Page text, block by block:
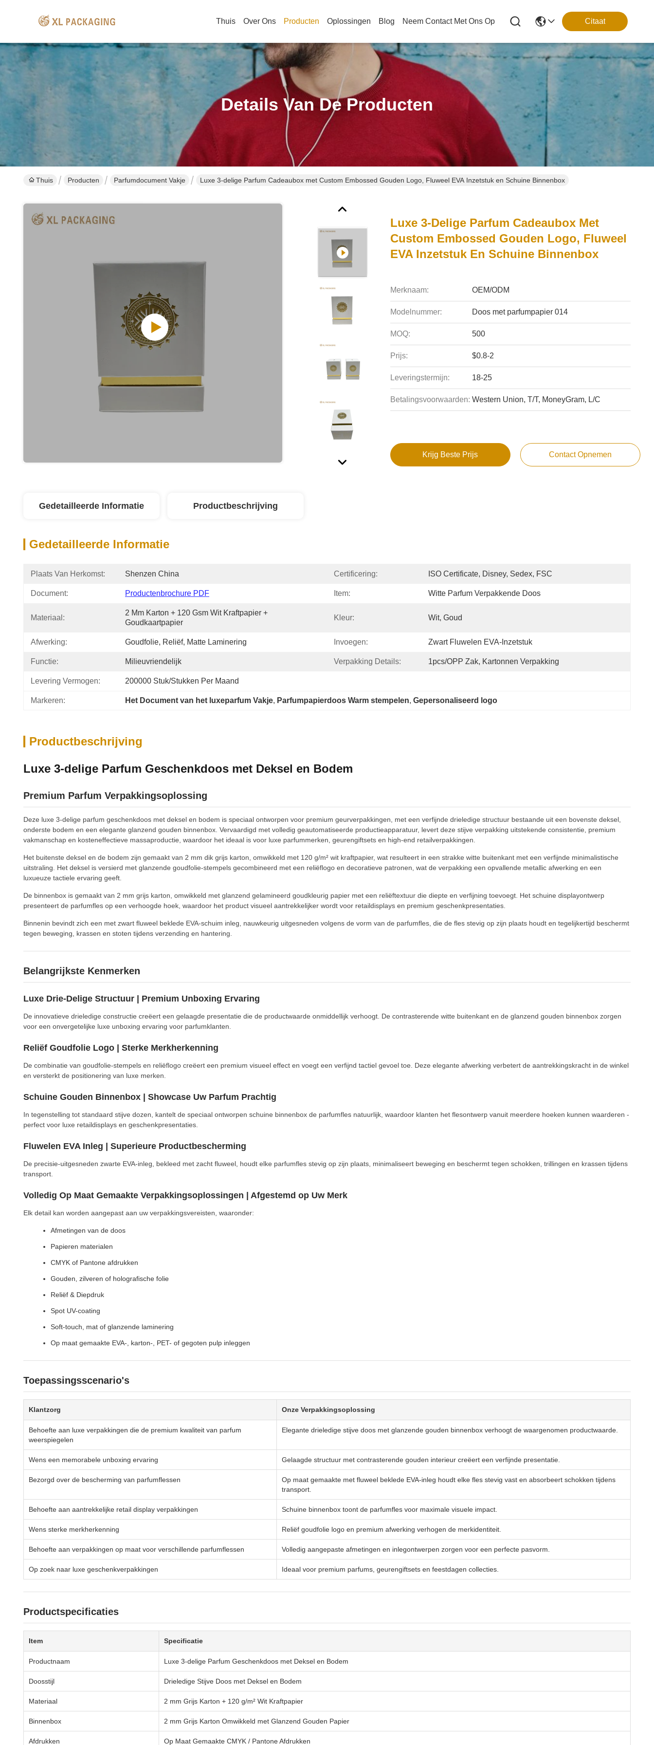
Thuis Over Ons Producten Oplossingen Blog Neem Contact Met Ons Op Citaat
Details Van De Producten
Thuis Producten Parfumdocument Vakje Luxe 3-delige Parfum Cadeaubox met Custom Embossed Gouden Logo, Fluweel EVA Inzetstuk en Schuine Binnenbox
Luxe 3-Delige Parfum Cadeaubox Met
Custom Embossed Gouden Logo, Fluweel
EVA Inzetstuk En Schuine Binnenbox
Merknaam: OEM/ODM
Modelnummer: Doos met parfumpapier 014
MOQ: 500
Prijs: $0.8-2
Leveringstermijn: 18-25
Betalingsvoorwaarden: Western Union, T/T, MoneyGram, L/C
Krijg Beste Prijs Contact Opnemen
Gedetailleerde Informatie Productbeschrijving
Gedetailleerde Informatie
Plaats Van Herkomst: Shenzen China Certificering: ISO Certificate, Disney, Sedex, FSC
Document: Productenbrochure PDF Item: Witte Parfum Verpakkende Doos
Materiaal:
2 Mm Karton + 120 Gsm Wit Kraftpapier +
Goudkaartpapier
Kleur: Wit, Goud
Afwerking: Goudfolie, Reliëf, Matte Laminering Invoegen: Zwart Fluwelen EVA-Inzetstuk
Functie: Milieuvriendelijk Verpakking Details: 1pcs/OPP Zak, Kartonnen Verpakking
Levering Vermogen: 200000 Stuk/Stukken Per Maand
Markeren: Het Document van het luxeparfum Vakje, Parfumpapierdoos Warm stempelen, Gepersonaliseerd logo
Productbeschrijving
Luxe 3-delige Parfum Geschenkdoos met Deksel en Bodem
Premium Parfum Verpakkingsoplossing
Deze luxe 3-delige parfum geschenkdoos met deksel en bodem is speciaal ontworpen voor premium geurverpakkingen, met een verfijnde drieledige structuur bestaande uit een bovenste deksel,
onderste bodem en een elegante glanzend gouden binnenbox. Vervaardigd met volledig geautomatiseerde productieapparatuur, levert deze stijve verpakking uitstekende consistentie, premium
vakmanschap en kosteneffectieve massaproductie, waardoor het ideaal is voor luxe parfummerken, geurengiftsets en high-end retailverpakkingen.
Het buitenste deksel en de bodem zijn gemaakt van 2 mm dik grijs karton, omwikkeld met 120 g/m² wit kraftpapier, wat resulteert in een strakke witte buitenkant met een verfijnde minimalistische
uitstraling. Het deksel is versierd met glanzende goudfolie-stempels gecombineerd met een reliëflogo en decoratieve patronen, wat de verpakking een opvallende metallic afwerking en een
luxueuze tactiele ervaring geeft.
De binnenbox is gemaakt van 2 mm grijs karton, omwikkeld met glanzend gelamineerd goudkleurig papier met een reliëftextuur die diepte en verfijning toevoegt. Het schuine displayontwerp
presenteert de parfumfles op een verhoogde hoek, waardoor het product visueel aantrekkelijker wordt voor retaildisplays en premium geschenkpresentaties.
Binnenin bevindt zich een met zwart fluweel beklede EVA-schuim inleg, nauwkeurig uitgesneden volgens de vorm van de parfumfles, die de fles stevig op zijn plaats houdt en tegelijkertijd beschermt
tegen beweging, krassen en stoten tijdens verzending en hantering.
Belangrijkste Kenmerken
Luxe Drie-Delige Structuur | Premium Unboxing Ervaring
De innovatieve drieledige constructie creëert een gelaagde presentatie die de productwaarde onmiddellijk verhoogt. De contrasterende witte buitenkant en de glanzend gouden binnenbox zorgen
voor een onvergetelijke luxe unboxing ervaring voor parfumklanten.
Reliëf Goudfolie Logo | Sterke Merkherkenning
De combinatie van goudfolie-stempels en reliëflogo creëert een premium visueel effect en voegt een verfijnd tactiel gevoel toe. Deze elegante afwerking verbetert de aantrekkingskracht in de winkel
en versterkt de positionering van luxe merken.
Schuine Gouden Binnenbox | Showcase Uw Parfum Prachtig
In tegenstelling tot standaard stijve dozen, kantelt de speciaal ontworpen schuine binnenbox de parfumfles natuurlijk, waardoor klanten het flesontwerp vanuit meerdere hoeken kunnen waarderen -
perfect voor luxe retaildisplays en geschenkpresentaties.
Fluwelen EVA Inleg | Superieure Productbescherming
De precisie-uitgesneden zwarte EVA-inleg, bekleed met zacht fluweel, houdt elke parfumfles stevig op zijn plaats, minimaliseert beweging en beschermt tegen schokken, trillingen en krassen tijdens
transport.
Volledig Op Maat Gemaakte Verpakkingsoplossingen | Afgestemd op Uw Merk
Elk detail kan worden aangepast aan uw verpakkingsvereisten, waaronder:
Afmetingen van de doos
Papieren materialen
CMYK of Pantone afdrukken
Gouden, zilveren of holografische folie
Reliëf & Diepdruk
Spot UV-coating
Soft-touch, mat of glanzende laminering
Op maat gemaakte EVA-, karton-, PET- of gegoten pulp inleggen
Toepassingsscenario's
Klantzorg Onze Verpakkingsoplossing
Behoefte aan luxe verpakkingen die de premium kwaliteit van parfum
weerspiegelen
Elegante drieledige stijve doos met glanzende gouden binnenbox verhoogt de waargenomen productwaarde.
Wens een memorabele unboxing ervaring Gelaagde structuur met contrasterende gouden interieur creëert een verfijnde presentatie.
Bezorgd over de bescherming van parfumflessen
Op maat gemaakte met fluweel beklede EVA-inleg houdt elke fles stevig vast en absorbeert schokken tijdens
transport.
Behoefte aan aantrekkelijke retail display verpakkingen Schuine binnenbox toont de parfumfles voor maximale visuele impact.
Wens sterke merkherkenning Reliëf goudfolie logo en premium afwerking verhogen de merkidentiteit.
Behoefte aan verpakkingen op maat voor verschillende parfumflessen Volledig aangepaste afmetingen en inlegontwerpen zorgen voor een perfecte pasvorm.
Op zoek naar luxe geschenkverpakkingen Ideaal voor premium parfums, geurengiftsets en feestdagen collecties.
Productspecificaties
Item Specificatie
Productnaam Luxe 3-delige Parfum Geschenkdoos met Deksel en Bodem
Doosstijl Drieledige Stijve Doos met Deksel en Bodem
Materiaal 2 mm Grijs Karton + 120 g/m² Wit Kraftpapier
Binnenbox 2 mm Grijs Karton Omwikkeld met Glanzend Gouden Papier
Afdrukken Op Maat Gemaakte CMYK / Pantone Afdrukken